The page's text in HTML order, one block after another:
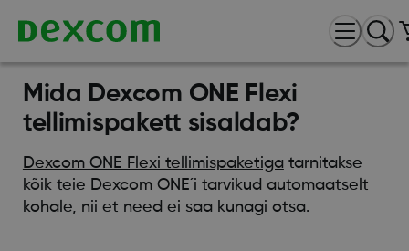
Mida Dexcom ONE Flexi
tellimispakett sisaldab?
Dexcom ONE Flexi tellimispaketigatarnitakse
kõik teie Dexcom ONE´i tarvikud automaatselt
kohale, nii et need ei saa kunagi otsa.